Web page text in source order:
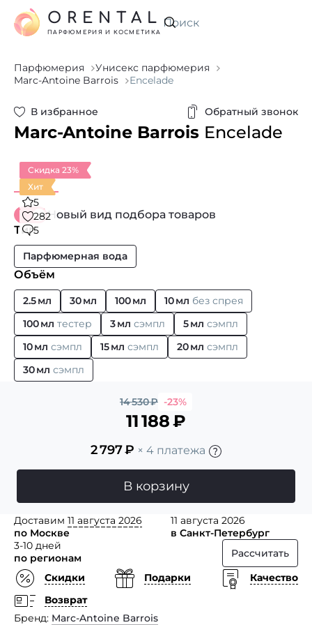
Искать
ORENTAL
ПАРФЮМЕРИЯ И КОСМЕТИКА
Парфюмерия
Унисекс парфюмерия
Marc-Antoine Barrois
Encelade
В избранное Обратный звонок
Marc-Antoine Barrois Encelade
Скидка 23%
Хит
5
282
5
Новый вид подбора товаров
Тип
Парфюмерная вода
Объём
2.5 мл 30 мл 100 мл 10 мл без спрея
100 мл тестер 3 мл сэмпл 5 мл сэмпл
10 мл сэмпл 15 мл сэмпл 20 мл сэмпл
30 мл сэмпл
14 530₽ -23%
11 188₽
2 797₽ × 4 платежа
В корзину
Доставим 11 августа 2026
по Москве
11 августа 2026
в Санкт-Петербург
3-10 дней
по регионам
Рассчитать
Скидки
Подарки
Качество
Возврат
Бренд Marc-Antoine Barrois